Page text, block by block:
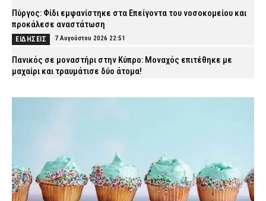
Πύργος: Φίδι εμφανίστηκε στα Επείγοντα του νοσοκομείου και
προκάλεσε αναστάτωση
ΕΙΔΗΣΕΙΣ 7 Αυγούστου 2026 22:51
Πανικός σε μοναστήρι στην Κύπρο: Μοναχός επιτέθηκε με
μαχαίρι και τραυμάτισε δύο άτομα!
Νέα Αγχίαλος: Σάτυρος αυνανιζόταν κοιτώντας την 13χρονη
γειτόνισσά του – Καταδικάστηκε σε φυλάκιση
ΔΙΚΑΙΟΣΥΝΗ 7 Αυγούστου 2026 22:07